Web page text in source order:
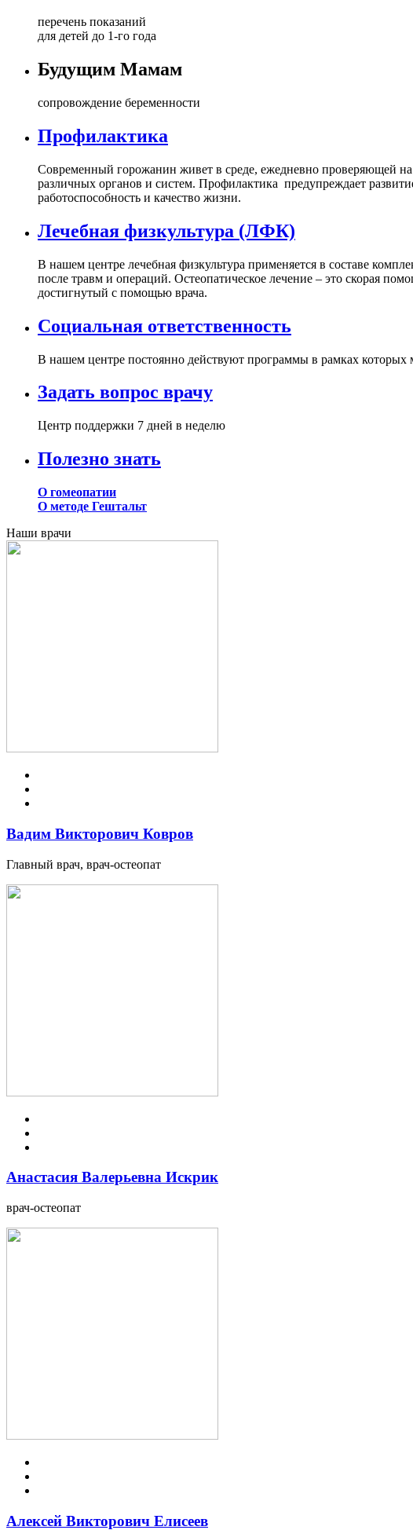
перечень показаний
для детей до 1-го года
Будущим Мамам
сопровождение беременности
Профилактика
Современный горожанин живет в среде, ежедневно проверяющей
различных органов и систем. Профилактика предупреждает
работоспособность и качество жизни.
Лечебная физкультура (ЛФК)
В нашем центре лечебная физкультура применяется в составе
после травм и операций. Остеопатическое лечение – это скорая
достигнутый с помощью врача.
Социальная ответственность
В нашем центре постоянно действуют программы в рамках которых
Задать вопрос врачу
Центр поддержки 7 дней в неделю
Полезно знать
О гомеопатии
О методе Гештальт
Наши врачи
Вадим Викторович Ковров
Главный врач, врач-остеопат
Анастасия Валерьевна Искрик
врач-остеопат
Алексей Викторович Елисеев